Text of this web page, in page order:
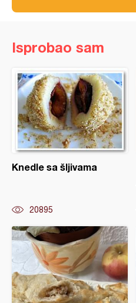
Isprobao sam
Knedle sa šljivama
20895